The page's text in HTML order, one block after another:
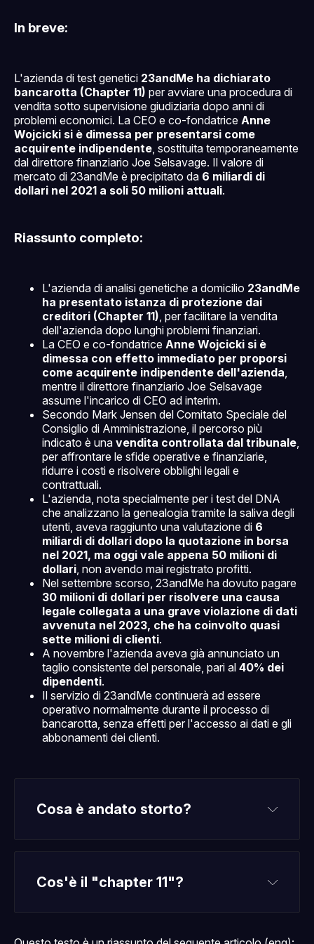
In breve:
L'azienda di test genetici 23andMe ha dichiarato
bancarotta (Chapter 11) per avviare una procedura di
vendita sotto supervisione giudiziaria dopo anni di
problemi economici. La CEO e co-fondatrice Anne
Wojcicki si è dimessa per presentarsi come
acquirente indipendente, sostituita temporaneamente
dal direttore finanziario Joe Selsavage. Il valore di
mercato di 23andMe è precipitato da 6 miliardi di
dollari nel 2021 a soli 50 milioni attuali.
Riassunto completo:
L'azienda di analisi genetiche a domicilio 23andMe
ha presentato istanza di protezione dai
creditori (Chapter 11) , per facilitare la vendita
dell'azienda dopo lunghi problemi finanziari.
La CEO e co-fondatrice Anne Wojcicki si è
dimessa con effetto immediato per proporsi
come acquirente indipendente dell'azienda
mentre il direttore finanziario Joe Selsavage
assume l'incarico di CEO ad interim.
Secondo Mark Jensen del Comitato Speciale del
Consiglio di Amministrazione, il percorso più
indicato è una vendita controllata dal tribunale
per affrontare le sfide operative e finanziarie,
ridurre i costi e risolvere obblighi legali e
contrattuali.
L'azienda, nota specialmente per i test del DNA
che analizzano la genealogia tramite la saliva degli
utenti, aveva raggiunto una valutazione di 6
miliardi di dollari dopo la quotazione in borsa
nel 2021, ma oggi vale appena 50 milioni di
dollari , non avendo mai registrato profitti.
Nel settembre scorso, 23andMe ha dovuto pagare
30 milioni di dollari per risolvere una causa
legale collegata a una grave violazione di dati
avvenuta nel 2023, che ha coinvolto quasi
sette milioni di clienti.
A novembre l'azienda aveva già annunciato un
taglio consistente del personale, pari al 40% dei
dipendenti.
Il servizio di 23andMe continuerà ad essere
operativo normalmente durante il processo di
bancarotta, senza effetti per l'accesso ai dati e gli
abbonamenti dei clienti.
Cosa è andato storto?
Cos'è il "chapter 11"?